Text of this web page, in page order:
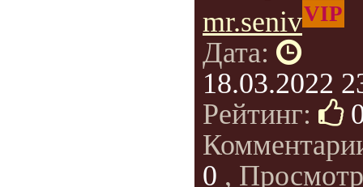
mr.senivVIP
Дата:
18.03.2022
Рейтинг:
0 ,